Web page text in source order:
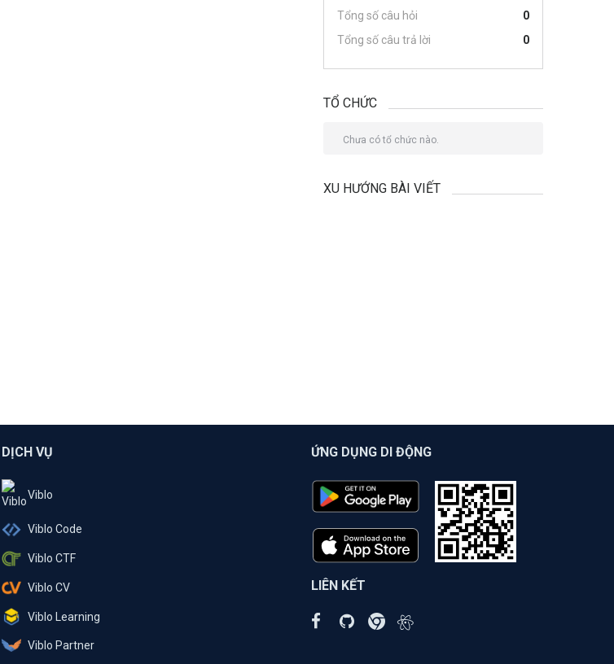
Tổng số câu hỏi
0
Tổng số câu trả lời
0
TỔ CHỨC
Chưa có tổ chức nào.
XU HƯỚNG BÀI VIẾT
DỊCH VỤ
Viblo
Viblo Code
Viblo CTF
Viblo CV
Viblo Learning
Viblo Partner
ỨNG DỤNG DI ĐỘNG
LIÊN KẾT